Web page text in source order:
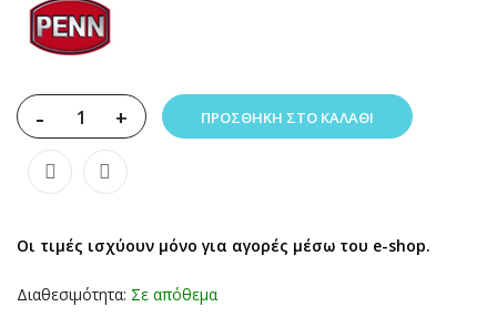
- + ΠΡΟΣΘΉΚΗ ΣΤΟ ΚΑΛΆΘΙ
Οι τιμές ισχύουν μόνο για αγορές μέσω του e-shop.
Διαθεσιμότητα: Σε απόθεμα